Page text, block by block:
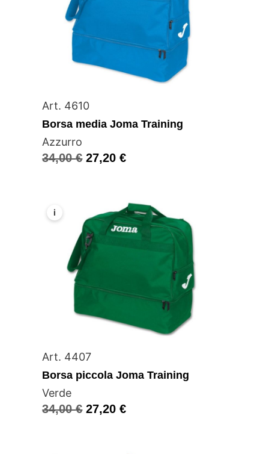
Art. 4610
Borsa media Joma Training
Azzurro
34,00€ 27,20€
i
Art. 4407
Borsa piccola Joma Training
Verde
34,00€ 27,20€